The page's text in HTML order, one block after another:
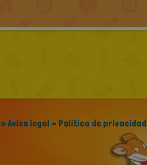
» Aviso legal - Política de privacidad